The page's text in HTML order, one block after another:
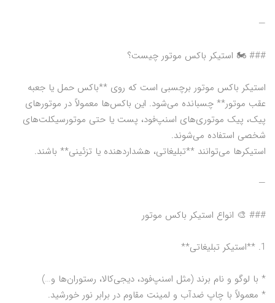
—
### 🏍️ استیکر باکس موتور چیست؟
استیکر باکس موتور برچسبی است که روی **باکس حمل یا جعبه
عقب موتور** چسبانده می‌شود. این باکس‌ها معمولاً در موتورهای
پیک، پیک موتوری‌های اسنپ‌فود، پست یا حتی موتورسیکلت‌های
شخصی استفاده می‌شوند.
استیکرها می‌توانند **تبلیغاتی، هشداردهنده یا تزئینی** باشند.
—
### 🎨 انواع استیکر باکس موتور
1. **استیکر تبلیغاتی**
* با لوگو و نام برند (مثل اسنپ‌فود، دیجی‌کالا، رستوران‌ها و…)
* معمولاً با چاپ ضدآب و لمینت مقاوم در برابر نور خورشید.